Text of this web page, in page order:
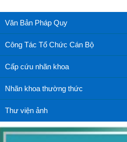
Văn Bản Pháp Quy
Công Tác Tổ Chức Cán Bộ
Cấp cứu nhãn khoa
Nhãn khoa thường thức
Thư viện ảnh